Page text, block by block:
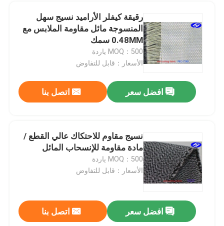
رقيقة كيفلر الأراميد نسيج سهل
المنسوجة مائل مقاومة الملابس مع
0.48MM سمك
MOQ：500 ياردة
الأسعار：قابل للتفاوض
افضل سعر اتصل بنا
نسيج مقاوم للاحتكاك عالي القطع /
مادة مقاومة للإنسحاب المائل
MOQ：500 ياردة
الأسعار：قابل للتفاوض
افضل سعر اتصل بنا